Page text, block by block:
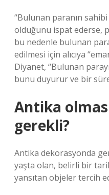
“Bulunan paranın sahibi
olduğunu ispat ederse,
bu nedenle bulunan
edilmesi için alıcıya
Diyanet, “Bulunan
bunu duyurur ve bir
Antika
gerekli?
Antika dekorasyonda
yaşta olan, belirli bir
yansıtan objeler tercih